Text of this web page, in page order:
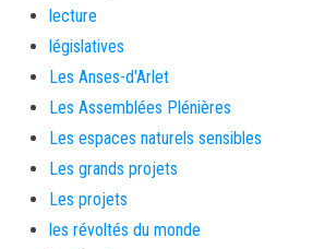
lecture
législatives
Les Anses-d'Arlet
Les Assemblées Plénières
Les espaces naturels sensibles
Les grands projets
Les projets
les révoltés du monde